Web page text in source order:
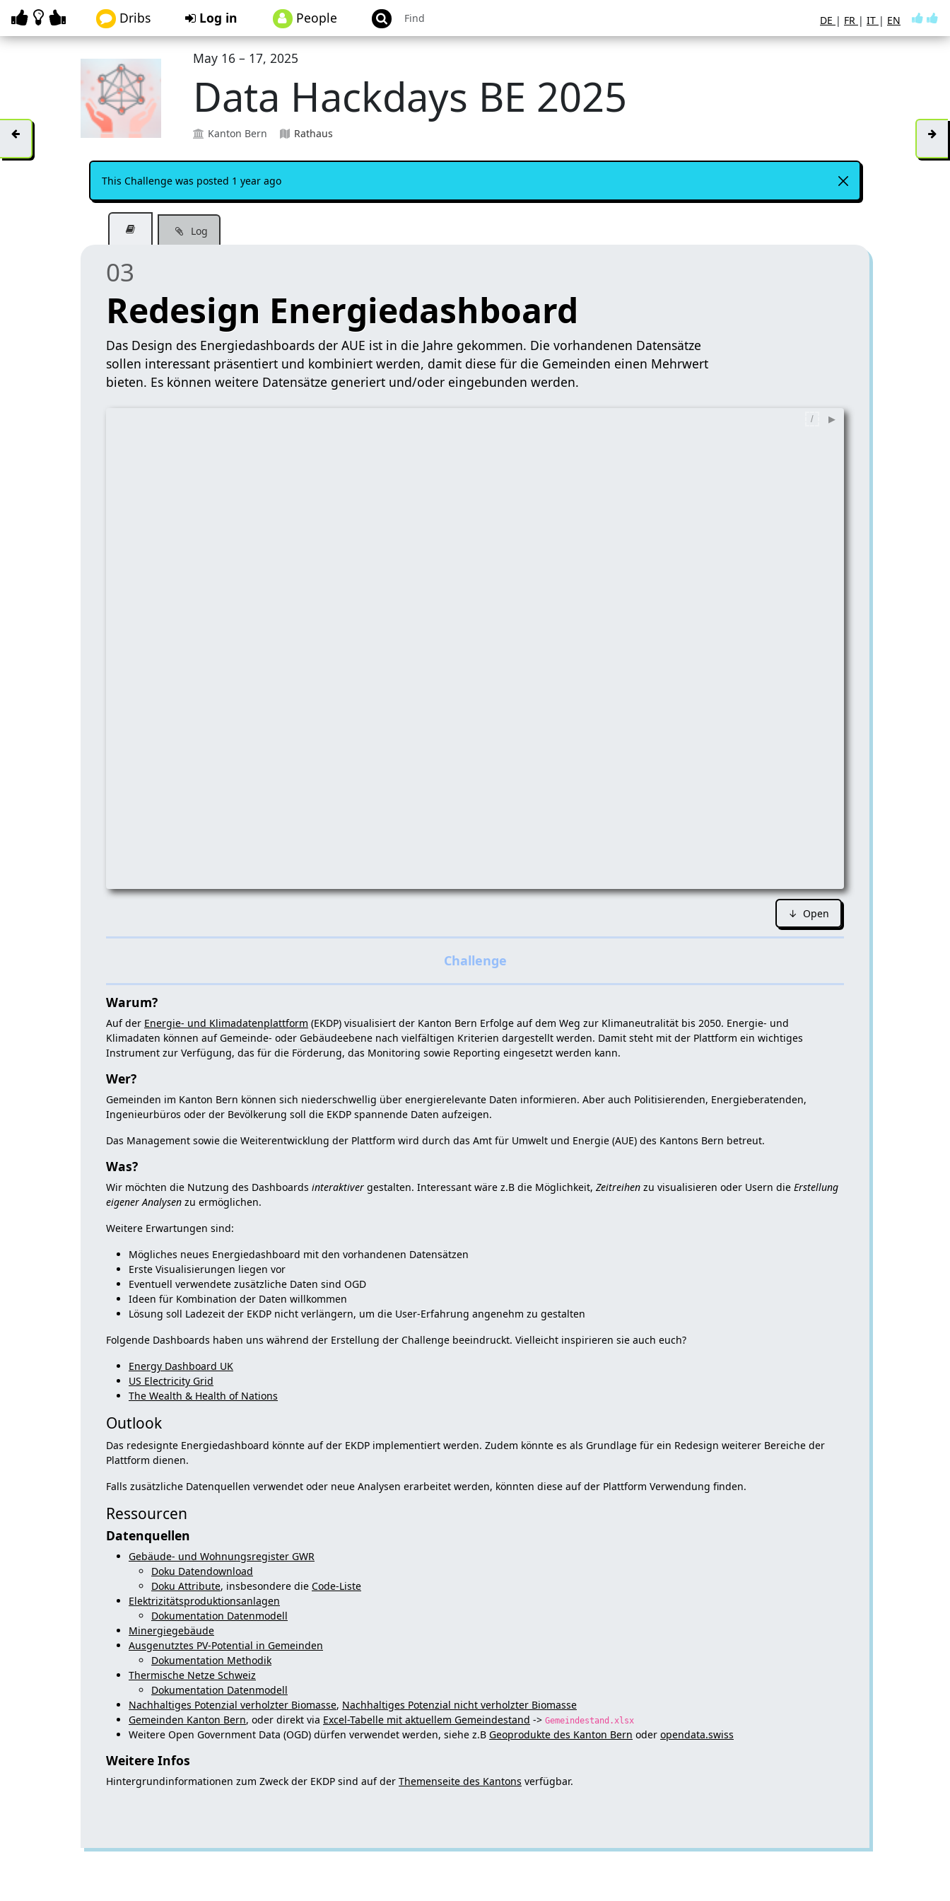
Dribs Log in People
May 16 – 17, 2025
Data Hackdays BE 2025
Kanton Bern Rathaus
This Challenge was posted 1 year ago
Log
03
Redesign Energiedashboard
Das Design des Energiedashboards der AUE ist in die Jahre gekommen. Die vorhandenen Datensätze
sollen interessant präsentiert und kombiniert werden, damit diese für die Gemeinden einen Mehrwert
bieten. Es können weitere Datensätze generiert und/oder eingebunden werden.
↓ Open
Warum?
Auf der Energie- und Klimadatenplattform (EKDP) visualisiert der Kanton Bern Erfolge auf dem Weg zur Klimaneutralität bis 2050. Energie- und
Klimadaten können auf Gemeinde- oder Gebäudeebene nach vielfältigen Kriterien dargestellt werden. Damit steht mit der Plattform ein wichtiges
Instrument zur Verfügung, das für die Förderung, das Monitoring sowie Reporting eingesetzt werden kann.
Wer?
Gemeinden im Kanton Bern können sich niederschwellig über energierelevante Daten informieren. Aber auch Politisierenden, Energieberatenden,
Ingenieurbüros oder der Bevölkerung soll die EKDP spannende Daten aufzeigen.
Das Management sowie die Weiterentwicklung der Plattform wird durch das Amt für Umwelt und Energie (AUE) des Kantons Bern betreut.
Was?
Wir möchten die Nutzung des Dashboards interaktiver gestalten. Interessant wäre z.B die Möglichkeit, Zeitreihen zu visualisieren oder Usern die Erstellung
eigener Analysen zu ermöglichen.
Weitere Erwartungen sind:
Mögliches neues Energiedashboard mit den vorhandenen Datensätzen
Erste Visualisierungen liegen vor
Eventuell verwendete zusätzliche Daten sind OGD
Ideen für Kombination der Daten willkommen
Lösung soll Ladezeit der EKDP nicht verlängern, um die User-Erfahrung angenehm zu gestalten
Folgende Dashboards haben uns während der Erstellung der Challenge beeindruckt. Vielleicht inspirieren sie auch euch?
Energy Dashboard UK
US Electricity Grid
The Wealth & Health of Nations
Outlook
Das redesignte Energiedashboard könnte auf der EKDP implementiert werden. Zudem könnte es als Grundlage für ein Redesign weiterer Bereiche der
Plattform dienen.
Falls zusätzliche Datenquellen verwendet oder neue Analysen erarbeitet werden, könnten diese auf der Plattform Verwendung finden.
Ressourcen
Datenquellen
Gebäude- und Wohnungsregister GWR
Doku Datendownload
Doku Attribute, insbesondere die Code-Liste
Elektrizitätsproduktionsanlagen
Dokumentation Datenmodell
Minergiegebäude
Ausgenutztes PV-Potential in Gemeinden
Dokumentation Methodik
Thermische Netze Schweiz
Dokumentation Datenmodell
Nachhaltiges Potenzial verholzter Biomasse, Nachhaltiges Potenzial nicht verholzter Biomasse
Gemeinden Kanton Bern, oder direkt via Excel-Tabelle mit aktuellem Gemeindestand -> Gemeindestand.xlsx
Weitere Open Government Data (OGD) dürfen verwendet werden, siehe z.B Geoprodukte des Kanton Bern oder opendata.swiss
Weitere Infos
Hintergrundinformationen zum Zweck der EKDP sind auf der Themenseite des Kantons verfügbar.
DE | FR | IT | EN